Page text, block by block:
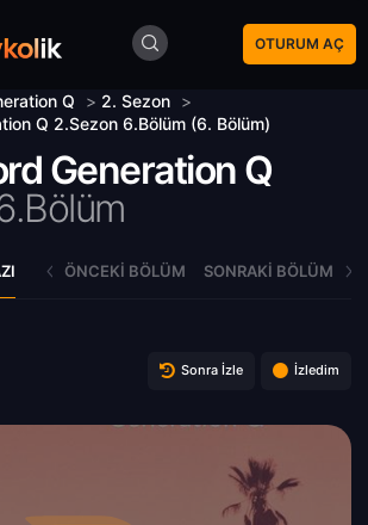
OTURUM AÇ
Q > 2. Sezon >
Q 2.Sezon 6.Bölüm (6. Bölüm)
Generation Q
ÖNCEKI BÖLÜM SONRAKI BÖLÜM
Sonra İzle İzledim